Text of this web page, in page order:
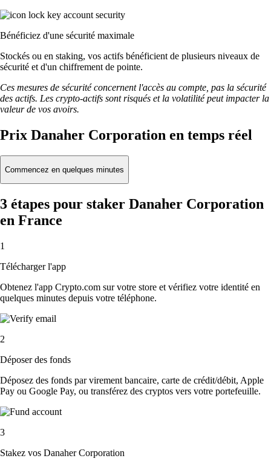
Bénéficiez d'une sécurité maximale
Stockés ou en staking, vos actifs bénéficient de plusieurs niveaux de
sécurité et d'un chiffrement de pointe.
Ces mesures de sécurité concernent l'accès au compte, pas la sécurité
des actifs. Les crypto-actifs sont risqués et la volatilité peut impacter la
valeur de vos avoirs.
Prix Danaher Corporation en temps réel
Commencez en quelques minutes
3 étapes pour staker Danaher Corporation
en France
1
Télécharger l'app
Obtenez l'app Crypto.com sur votre store et vérifiez votre identité en
quelques minutes depuis votre téléphone.
2
Déposer des fonds
Déposez des fonds par virement bancaire, carte de crédit/débit, Apple
Pay ou Google Pay, ou transférez des cryptos vers votre portefeuille.
3
Stakez vos Danaher Corporation